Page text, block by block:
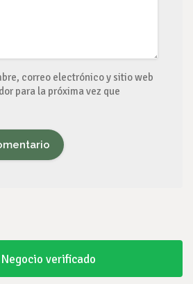
correo electrónico y sitio web
para la próxima vez que
Negocio verificado